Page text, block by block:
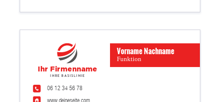
www.deineseite.com
06 12 34 56 78
Funktion
Vorname Nachname
Ihr Firmenname
Ihre Basislinie